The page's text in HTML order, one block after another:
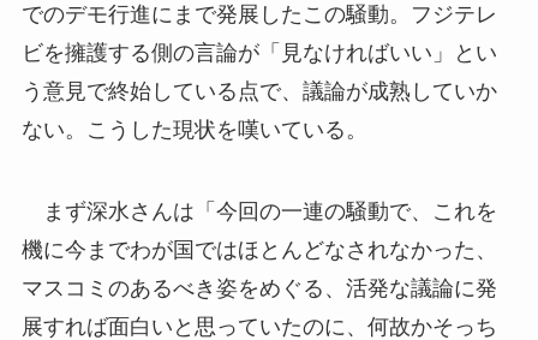
でのデモ行進にまで発展したこの騒動。フジテレ
ビを擁護する側の言論が「見なければいい」とい
う意見で終始している点で、議論が成熟していか
ない。こうした現状を嘆いている。
まず深水さんは「今回の一連の騒動で、これを
機に今までわが国ではほとんどなされなかった、
マスコミのあるべき姿をめぐる、活発な議論に発
展すれば面白いと思っていたのに、何故かそっち